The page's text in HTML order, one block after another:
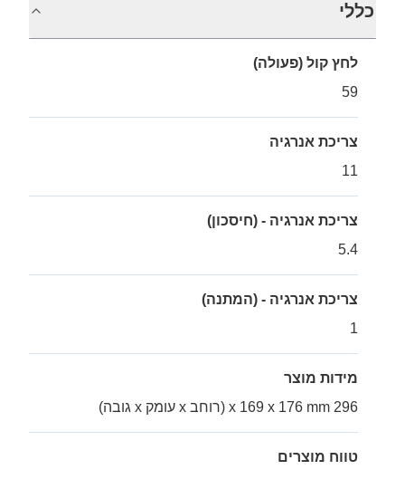
כללי
לחץ קול (פעולה)
59
צריכת אנרגיה
11
צריכת אנרגיה - (חיסכון)
5.4
צריכת אנרגיה - (המתנה)
1
מידות מוצר
296 x 169 x 176 mm (רוחב x עומק x גובה)
טווח מוצרים